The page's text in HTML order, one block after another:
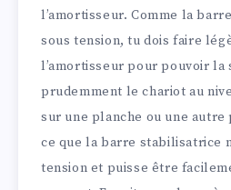
l’amortisseur. Comme la
sous tension, tu dois faire
l’amortisseur pour pouvoir la
prudemment le chariot au
sur une planche ou une autre
ce que la barre stabilisatrice
tension et puisse être